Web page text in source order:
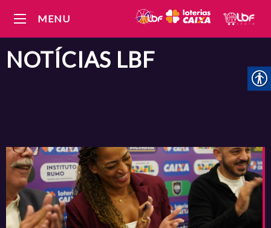
MENU
NOTÍCIAS LBF